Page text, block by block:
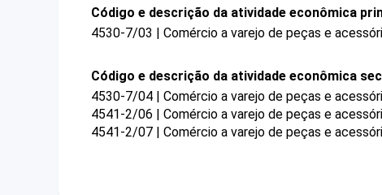
Código e descrição da atividade econômica
4530-7/03 | Comércio a varejo de peças e
Código e descrição da atividade econômica
4530-7/04 | Comércio a varejo de peças e
4541-2/06 | Comércio a varejo de peças e
4541-2/07 | Comércio a varejo de peças e